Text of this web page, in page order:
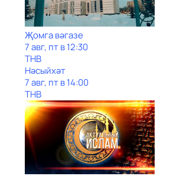
Җомга вәгазе
7 авг, пт в 12:30
ТНВ
Нәсыйхәт
7 авг, пт в 14:00
ТНВ